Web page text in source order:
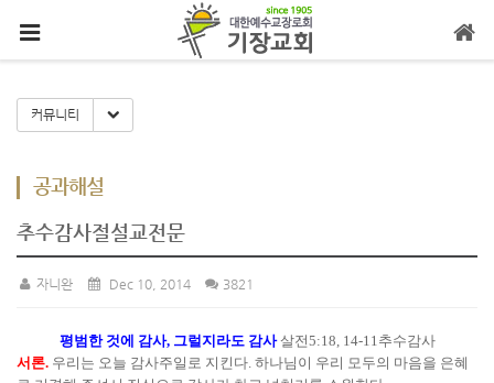
커뮤니티 Toggle Dropdown
공과해설
추수감사절설교전문
자니완 Dec 10, 2014 3821
평범한 것에 감사, 그럴지라도 감사살전5:18, 14-11추수감사
서론. 우리는 오늘 감사주일로 지킨다. 하나님이 우리 모두의 마음을 은혜